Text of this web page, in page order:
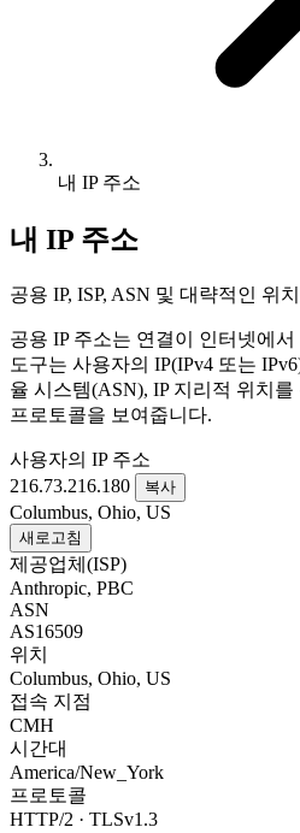
내 IP 주소
내 IP 주소
공용 IP, ISP, ASN 및 대략적인 위
공용 IP 주소는 연결이 인터넷에
도구는 사용자의 IP(IPv4 또는
율 시스템(ASN), IP 지리적 위치
프로토콜을 보여줍니다.
사용자의 IP 주소
216.73.216.180
복사
Columbus, Ohio, US
새로고침
제공업체(ISP)
Anthropic, PBC
ASN
AS16509
위치
Columbus, Ohio, US
접속 지점
CMH
시간대
America/New_York
프로토콜
HTTP/2 · TLSv1.3